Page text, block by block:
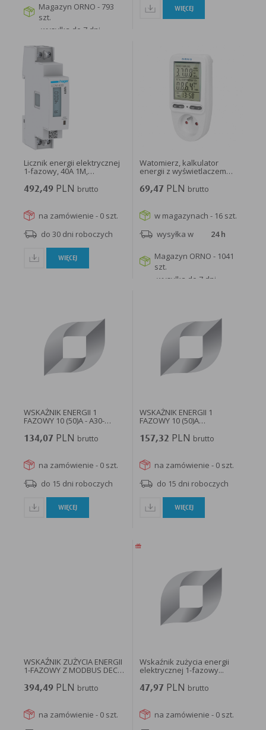
Magazyn ORNO - 793
szt.
wysyłka do 7 dni
WIĘCEJ
WIĘCEJ
Licznik energii elektrycznej
1-fazowy, 40A 1M,
agardio.measure...
492,49PLN brutto
na zamówienie - 0 szt.
do 30 dni roboczych
WIĘCEJ
Watomierz, kalkulator
energii z wyświetlaczem
LCD...
69,47 PLN brutto
w magazynach - 16 szt.
wysyłka w
24 h
Magazyn ORNO - 1041
szt.
wysyłka do 7 dni
WSKAŻNIK ENERGII 1
FAZOWY 10 (50)A - A30-
134,07PLN brutto
na zamówienie - 0 szt.
do 15 dni roboczych
WIĘCEJ
WSKAŻNIK ENERGII 1
FAZOWY 10 (50)A
157,32 PLN brutto
na zamówienie - 0 szt.
do 15 dni roboczych
WIĘCEJ
WSKAŹNIK ZUŻYCIA ENERGII
1-FAZOWY Z MODBUS DEC-
394,49PLN brutto
na zamówienie - 0 szt.
Wskaźnik zużycia energii
elektrycznej 1-fazowy...
47,97 PLN brutto
na zamówienie - 0 szt.